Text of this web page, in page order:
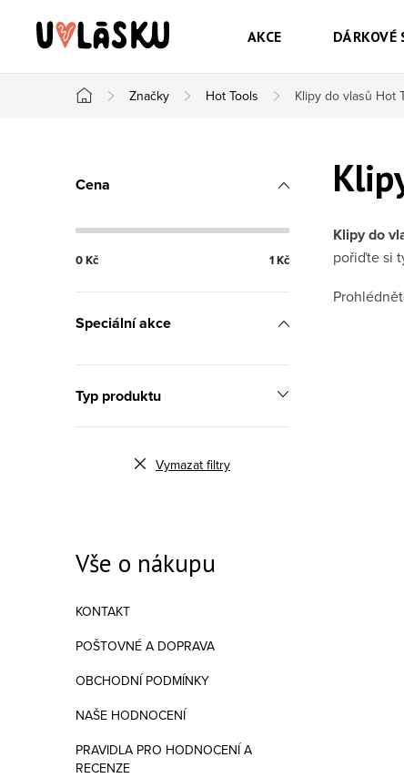
AKCE DÁRKOVÉ
Domů
Značky Hot Tools Klipy do vlasů Hot
Postranní panel
Cena
0Kč 1Kč
Speciální akce
Typ produktu
Vymazat filtry
Vše o nákupu
KONTAKT
POŠTOVNÉ A DOPRAVA
OBCHODNÍ PODMÍNKY
NAŠE HODNOCENÍ
PRAVIDLA PRO HODNOCENÍ A
RECENZE
Klipy do
pořiďte si